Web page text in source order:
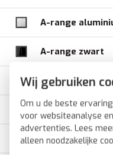
Wij gebruiken
Om u de beste
voor websiteanalyse
advertenties. Lees
alleen noodzakelijke
A-range
A-range zwart
A-range
A-range
A-range